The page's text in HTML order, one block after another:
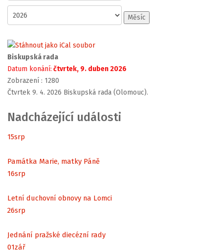
Měsíc
Biskupská rada
Datum konání: čtvrtek, 9. duben 2026
Zobrazení : 1280
Čtvrtek 9. 4. 2026 Biskupská rada (Olomouc).
Nadcházející události
15srp
Památka Marie, matky Páně
16srp
Letní duchovní obnovy na Lomci
26srp
Jednání pražské diecézní rady
01zář